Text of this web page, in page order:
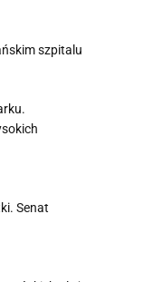
szpitalu
Senat